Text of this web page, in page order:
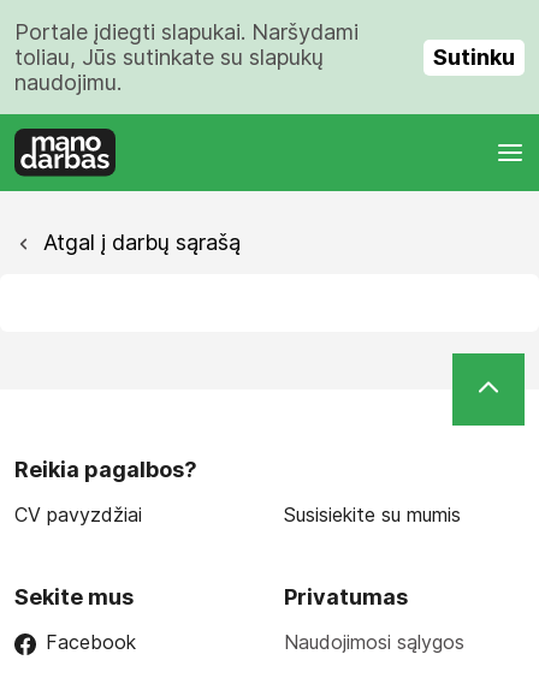
Portale įdiegti slapukai. Naršydami
toliau, Jūs sutinkate su slapukų
naudojimu.
Sutinku
Atgal į darbų sąrašą
Reikia pagalbos?
CV pavyzdžiai Susisiekite su mumis
Sekite mus
Facebook
Privatumas
Naudojimosi sąlygos